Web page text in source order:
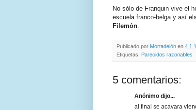
No sólo de Franquin vive el
escuela franco-belga y así
Filemón.
Publicado por Mortadelón en
Etiquetas: Parecidos razonables
5 comentarios:
Anónimo dijo...
al final se acavara